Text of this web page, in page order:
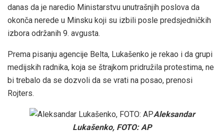
danas da je naredio Ministarstvu unutrašnjih poslova da
okonča nerede u Minsku koji su izbili posle predsjedničkih
izbora održanih 9. avgusta.
Prema pisanju agencije Belta, Lukašenko je rekao i da grupi
medijskih radnika, koja se štrajkom pridružila protestima, ne
bi trebalo da se dozvoli da se vrati na posao, prenosi
Rojters.
Aleksandar
Lukašenko, FOTO: AP